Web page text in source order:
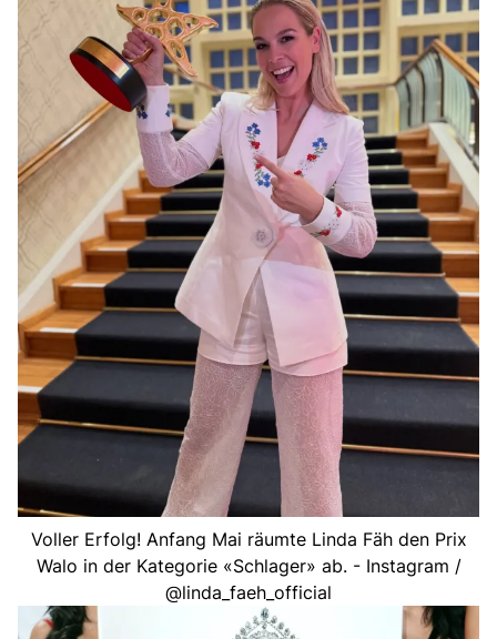
Voller Erfolg! Anfang Mai räumte Linda Fäh den Prix
Walo in der Kategorie «Schlager» ab. - Instagram /
@linda_faeh_official